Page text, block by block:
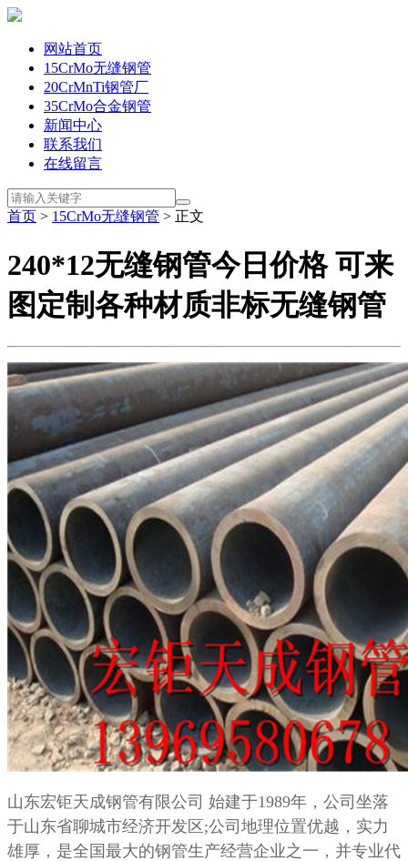
网站首页
15CrMo无缝钢管
20CrMnTi钢管厂
35CrMo合金钢管
新闻中心
联系我们
在线留言
首页 > 15CrMo无缝钢管 > 正文
240*12无缝钢管今日价格 可来
图定制各种材质非标无缝钢管
山东宏钜天成钢管有限公司 始建于1989年，公司坐落
于山东省聊城市经济开发区;公司地理位置优越，实力
雄厚，是全国最大的钢管生产经营企业之一，并专业代